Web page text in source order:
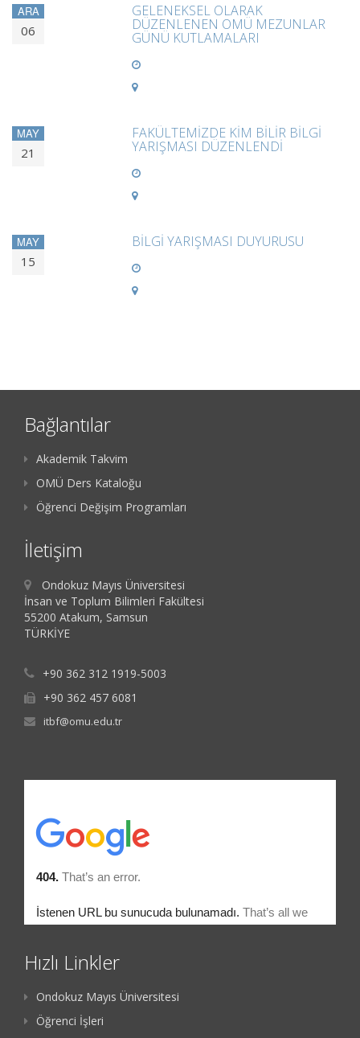
ARA
06
GELENEKSEL OLARAK
DÜZENLENEN OMÜ MEZUNLAR
GÜNÜ KUTLAMALARI
MAY
21
FAKÜLTEMİZDE KİM BİLİR BİLGİ
YARIŞMASI DÜZENLENDİ
MAY
15
BİLGİ YARIŞMASI DUYURUSU
Bağlantılar
Akademik Takvim
OMÜ Ders Kataloğu
Öğrenci Değişim Programları
İletişim
Ondokuz Mayıs Üniversitesi
İnsan ve Toplum Bilimleri Fakültesi
55200 Atakum, Samsun
TÜRKİYE
+90 362 312 1919-5003
+90 362 457 6081
itbf@omu.edu.tr
Hızlı Linkler
Ondokuz Mayıs Üniversitesi
Öğrenci İşleri